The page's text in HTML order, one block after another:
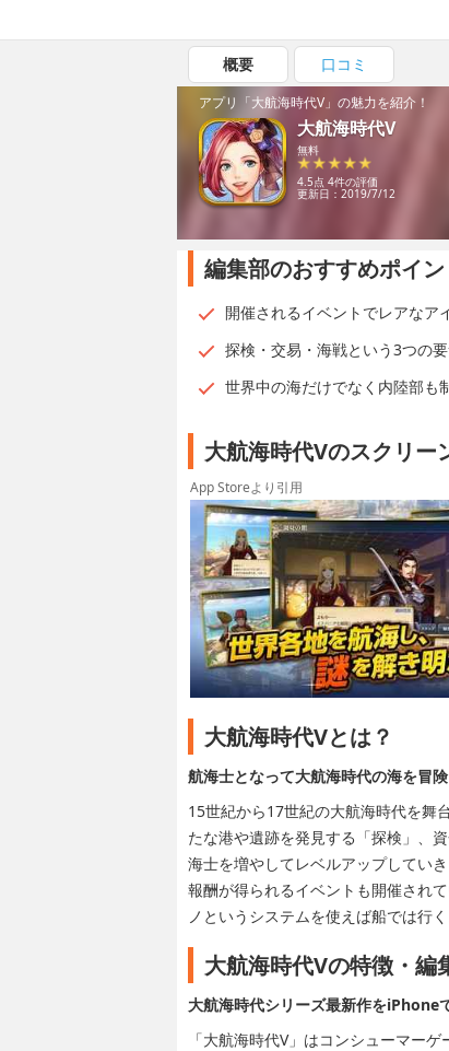
概要 口コミ
アプリ「大航海時代V」の魅力を紹介！
大航海時代V
無料
4.5点 4件の評価
更新日：2019/7/12
編集部のおすすめポイン
開催されるイベントでレアなア
探検・交易・海戦という3つの
世界中の海だけでなく内陸部も
大航海時代Vのスクリー
App Storeより引用
大航海時代Vとは？
航海士となって大航海時代の海を冒
15世紀から17世紀の大航海時代を舞
たな港や遺跡を発見する「探検」、
海士を増やしてレベルアップしてい
報酬が得られるイベントも開催され
ノというシステムを使えば船では行
大航海時代Vの特徴・編
大航海時代シリーズ最新作をiPhone
「大航海時代V」はコンシューマー